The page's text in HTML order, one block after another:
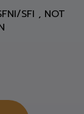
SFI , NOT